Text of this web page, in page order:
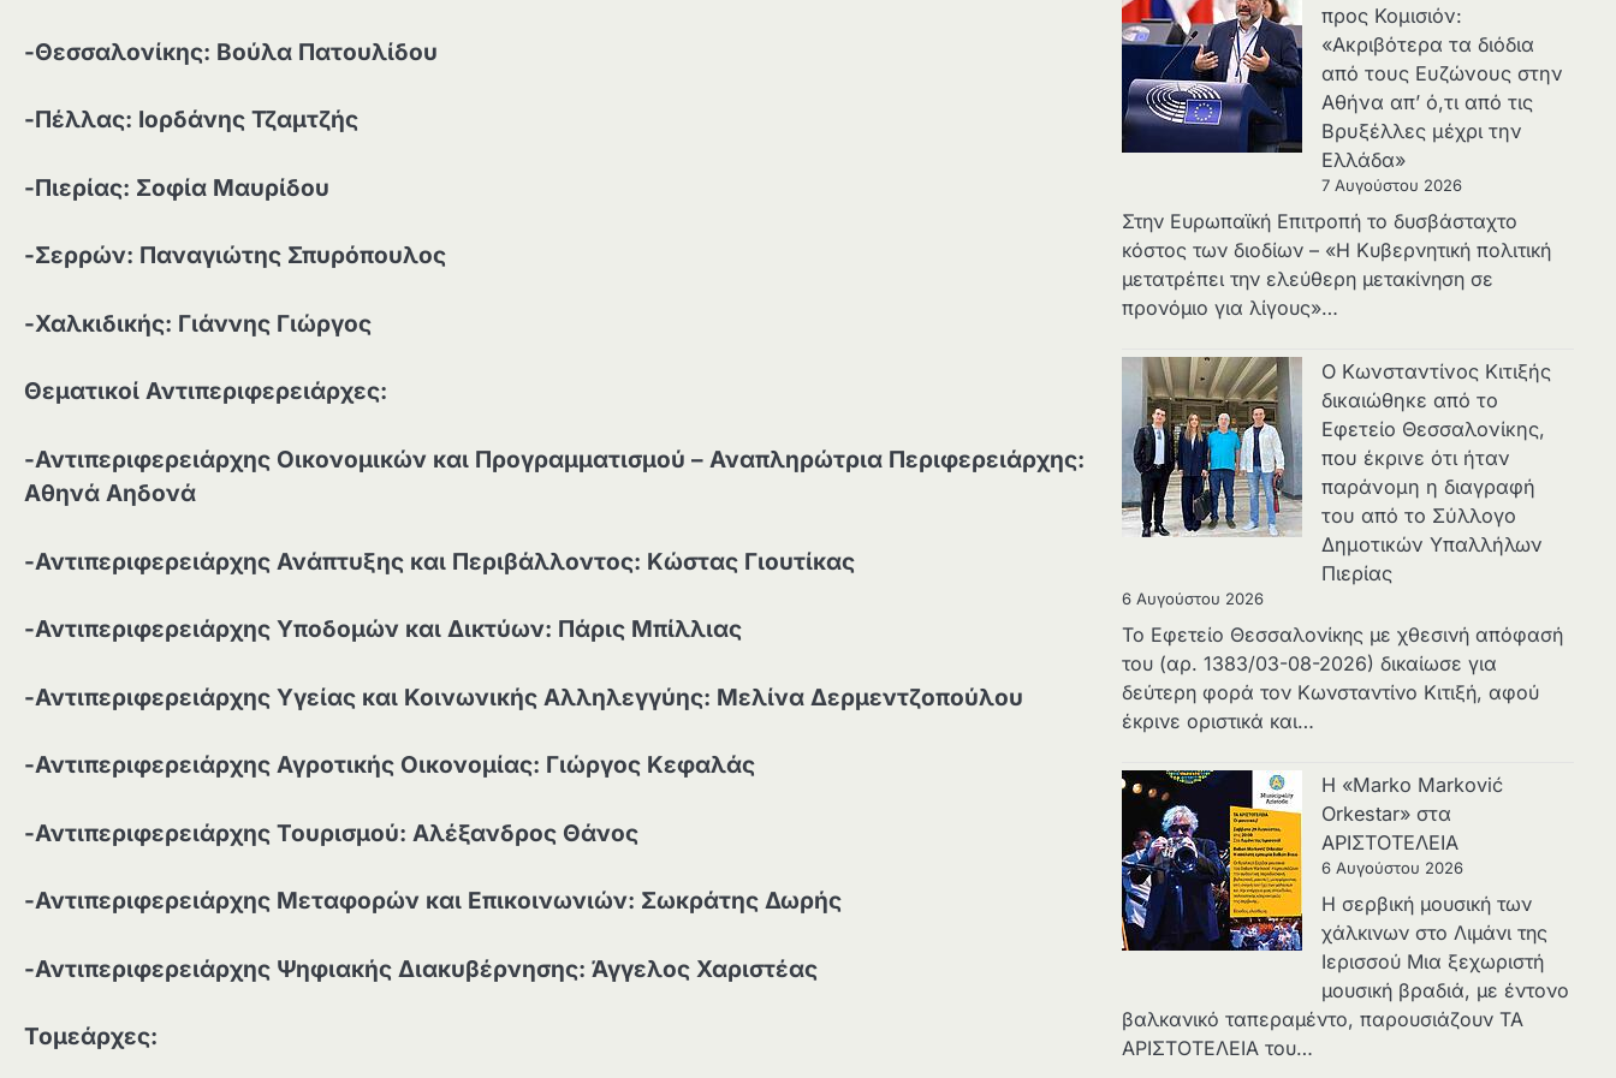
-Θεσσαλονίκης: Βούλα Πατουλίδου
-Πέλλας: Ιορδάνης Τζαμτζής
-Πιερίας: Σοφία Μαυρίδου
-Σερρών: Παναγιώτης Σπυρόπουλος
-Χαλκιδικής: Γιάννης Γιώργος
Θεματικοί Αντιπεριφερειάρχες:
-Αντιπεριφερειάρχης Οικονομικών και Προγραμματισμού – Αναπληρώτρια Περιφερειάρχης:
Αθηνά Αηδονά
-Αντιπεριφερειάρχης Ανάπτυξης και Περιβάλλοντος: Κώστας Γιουτίκας
-Αντιπεριφερειάρχης Υποδομών και Δικτύων: Πάρις Μπίλλιας
-Αντιπεριφερειάρχης Υγείας και Κοινωνικής Αλληλεγγύης: Μελίνα Δερμεντζοπούλου
-Αντιπεριφερειάρχης Αγροτικής Οικονομίας: Γιώργος Κεφαλάς
-Αντιπεριφερειάρχης Τουρισμού: Αλέξανδρος Θάνος
-Αντιπεριφερειάρχης Μεταφορών και Επικοινωνιών: Σωκράτης Δωρής
-Αντιπεριφερειάρχης Ψηφιακής Διακυβέρνησης: Άγγελος Χαριστέας
Τομεάρχες:
προς Κομισιόν:
«Ακριβότερα τα διόδια
από τους Ευζώνους στην
Αθήνα απ’ ό,τι από τις
Βρυξέλλες μέχρι την
Ελλάδα»
7 Αυγούστου 2026
Στην Ευρωπαϊκή Επιτροπή το δυσβάσταχτο
κόστος των διοδίων – «Η Κυβερνητική πολιτική
μετατρέπει την ελεύθερη μετακίνηση σε
προνόμιο για λίγους»…
Ο Κωνσταντίνος Κιτιξής
δικαιώθηκε από το
Εφετείο Θεσσαλονίκης,
που έκρινε ότι ήταν
παράνομη η διαγραφή
του από το Σύλλογο
Δημοτικών Υπαλλήλων
Πιερίας
6 Αυγούστου 2026
Το Εφετείο Θεσσαλονίκης με χθεσινή απόφασή
του (αρ. 1383/03-08-2026) δικαίωσε για
δεύτερη φορά τον Κωνσταντίνο Κιτιξή, αφού
έκρινε οριστικά και…
Η «Marko Marković
Orkestar» στα
ΑΡΙΣΤΟΤΕΛΕΙΑ
6 Αυγούστου 2026
Η σερβική μουσική των
χάλκινων στο Λιμάνι της
Ιερισσού Μια ξεχωριστή
μουσική βραδιά, με έντονο
βαλκανικό ταπεραμέντο, παρουσιάζουν ΤΑ
ΑΡΙΣΤΟΤΕΛΕΙΑ του…